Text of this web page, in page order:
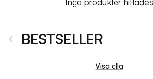
Tidigare
BESTSELLER
Visa alla